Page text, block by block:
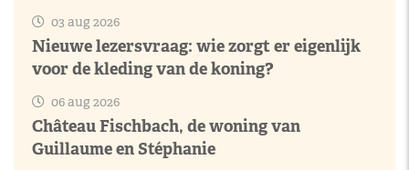
03 aug 2026
Nieuwe lezersvraag: wie zorgt er eigenlijk
voor de kleding van de koning?
06 aug 2026
Château Fischbach, de woning van
Guillaume en Stéphanie